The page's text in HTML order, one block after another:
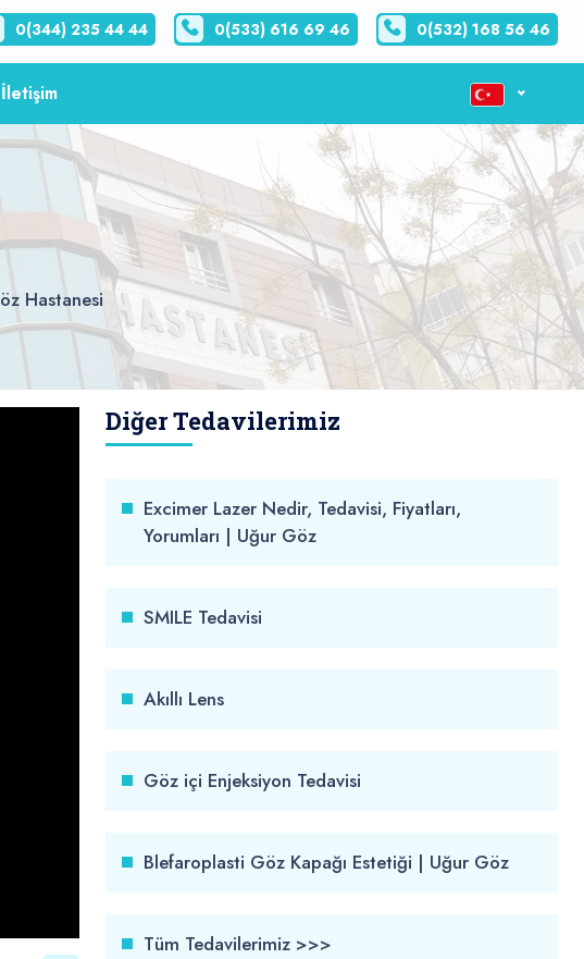
0(344) 235 44 44 0(533) 616 69 46 0(532) 168 56 46
İletişim
Hastanesi
Diğer Tedavilerimiz
Excimer Lazer Nedir, Tedavisi, Fiyatları,
Yorumları | Uğur Göz
SMILE Tedavisi
Akıllı Lens
Göz içi Enjeksiyon Tedavisi
Blefaroplasti Göz Kapağı Estetiği | Uğur Göz
Tüm Tedavilerimiz >>>